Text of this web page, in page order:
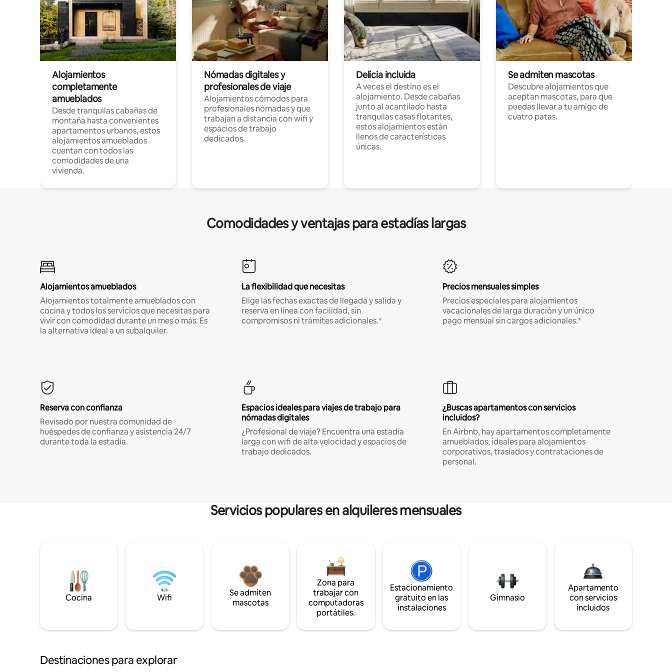
Alojamientos
completamente
amueblados
Desde tranquilas cabañas de
montaña hasta convenientes
apartamentos urbanos, estos
alojamientos amueblados
cuentan con todos las
comodidades de una
vivienda.
Nómadas digitales y
profesionales de viaje
Alojamientos cómodos para
profesionales nómadas y que
trabajan a distancia con wifi y
espacios de trabajo
dedicados.
Delicia incluida
A veces el destino es el
alojamiento. Desde cabañas
junto al acantilado hasta
tranquilas casas flotantes,
estos alojamientos están
llenos de características
únicas.
Se admiten mascotas
Descubre alojamientos que
aceptan mascotas, para que
puedas llevar a tu amigo de
cuatro patas.
Comodidades y ventajas para estadías largas
Alojamientos amueblados
Alojamientos totalmente amueblados con
cocina y todos los servicios que necesitas para
vivir con comodidad durante un mes o más. Es
la alternativa ideal a un subalquiler.
La flexibilidad que necesitas
Elige las fechas exactas de llegada y salida y
reserva en línea con facilidad, sin
compromisos ni trámites adicionales.*
Precios mensuales simples
Precios especiales para alojamientos
vacacionales de larga duración y un único
pago mensual sin cargos adicionales.*
Reserva con confianza
Revisado por nuestra comunidad de
huéspedes de confianza y asistencia 24/7
durante toda la estadía.
Espacios ideales para viajes de trabajo para
nómadas digitales
¿Profesional de viaje? Encuentra una estadía
larga con wifi de alta velocidad y espacios de
trabajo dedicados.
¿Buscas apartamentos con servicios
incluidos?
En Airbnb, hay apartamentos completamente
amueblados, ideales para alojamientos
corporativos, traslados y contrataciones de
personal.
Servicios populares en alquileres mensuales
Cocina Wifi
Se admiten
mascotas
Zona para
trabajar con
computadoras
portátiles.
Estacionamiento
gratuito en las
instalaciones
Gimnasio
Apartamento
con servicios
incluidos
Destinaciones para explorar